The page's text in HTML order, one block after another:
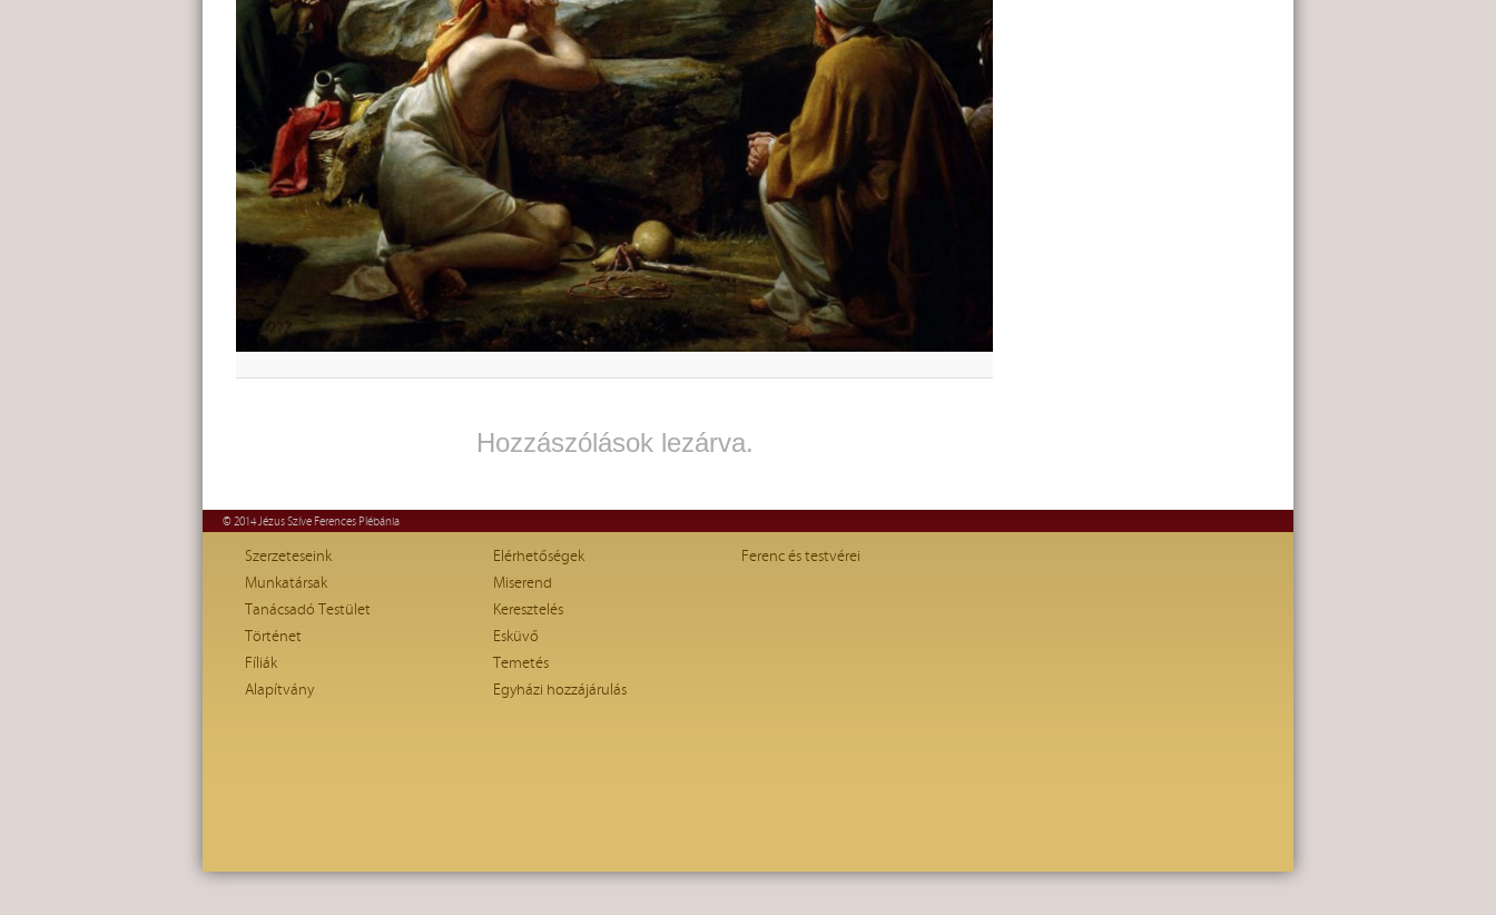
Hozzászólások lezárva.
© 2014 Jézus Szíve Ferences Plébánia
Szerzeteseink
Munkatársak
Tanácsadó Testület
Történet
Fíliák
Alapítvány
Elérhetőségek
Miserend
Keresztelés
Esküvő
Temetés
Egyházi hozzájárulás
Ferenc és testvérei